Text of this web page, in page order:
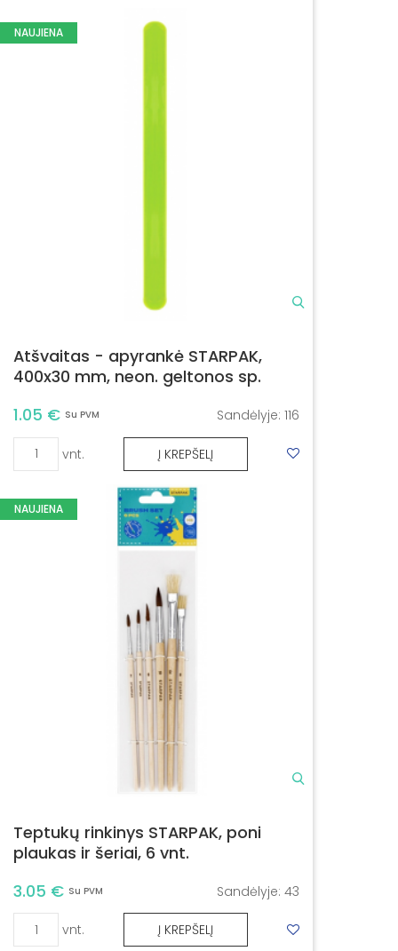
NAUJIENA
Atšvaitas - apyrankė STARPAK,
400x30 mm, neon. geltonos sp.
1.05 € Su PVM Sandėlyje: 116
vnt. Į KREPŠELĮ
NAUJIENA
Teptukų rinkinys STARPAK, poni
plaukas ir šeriai, 6 vnt.
3.05 € Su PVM Sandėlyje: 43
vnt. Į KREPŠELĮ